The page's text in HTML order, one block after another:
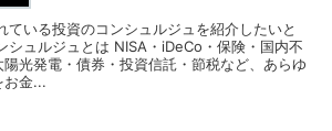
ている投資のコンシュルジュを紹介したいと
シュルジュとは NISA・iDeCo・保険・国内不
光発電・債券・投資信託・節税など、あらゆ
お金...